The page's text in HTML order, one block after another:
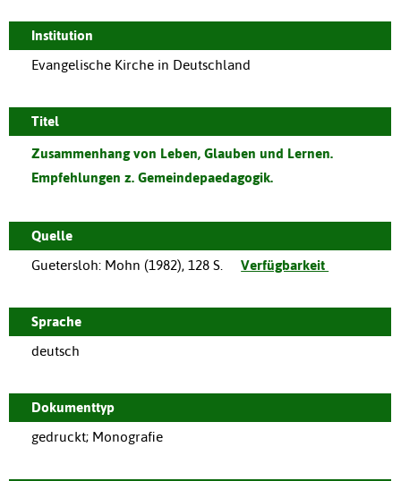
Institution
Evangelische Kirche in Deutschland
Titel
Zusammenhang von Leben, Glauben und Lernen.
Empfehlungen z. Gemeindepaedagogik.
Quelle
Guetersloh: Mohn (1982), 128 S. Verfügbarkeit
Sprache
deutsch
Dokumenttyp
gedruckt; Monografie